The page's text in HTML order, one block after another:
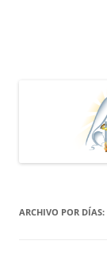
ARCHIVO POR DÍAS: